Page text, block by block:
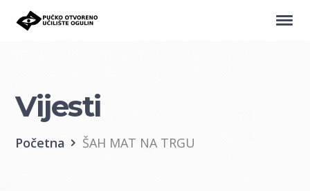
Vijesti
Početna ŠAH MAT NA TRGU